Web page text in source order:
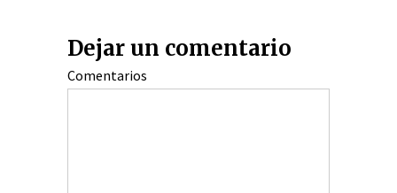
Dejar un comentario
Comentarios